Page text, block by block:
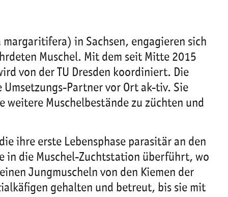
in Sachsen, engagieren sich
Muschel. Mit dem seit Mitte 2015
von der TU Dresden koordiniert. Die
Partner vor Ort ak-tiv. Sie
weitere Muschelbestände zu züchten und
ihre erste Lebensphase parasitär an den
in die Muschel-Zuchtstation überführt, wo
Jungmuscheln von den Kiemen der
gehalten und betreut, bis sie mit